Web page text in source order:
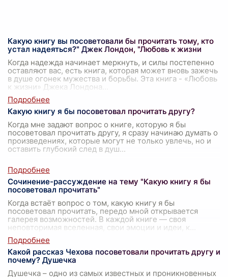
Какую книгу вы посоветовали бы прочитать тому, кто
устал надеяться?" Джек Лондон, "Любовь к жизни
Когда надежда начинает меркнуть, и силы постепенно
оставляют вас, есть книга, которая может вновь зажечь
в душе огонек мужества и борьбы. Эта книга - «Любовь
к жизни» Джека Лондона
Какую книгу я бы посоветовал прочитать другу?
Когда мне задают вопрос о книге, которую я бы
посоветовал прочитать другу, я сразу начинаю думать о
произведениях, которые могут не только увлечь, но и
оставить глубокий след в душ...
Сочинение-рассуждение на тему "Какую книгу я бы
посоветовал прочитать"
Когда встаёт вопрос о том, какую книгу я бы
посоветовал прочитать, передо мной открывается
галерея возможностей. В каждой книге — своя
неповторимая вселенная, свои эмоции и идеи, к
Какой рассказ Чехова посоветовали прочитать другу и
почему? Душечка
Душечка – одно из самых известных и проникновенных